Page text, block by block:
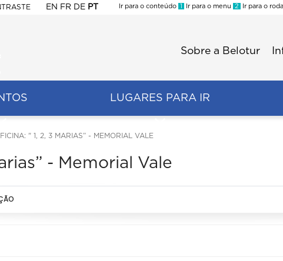
EN FR DE PT
Ir para o conteúdo 1 Ir para o menu 2 Ir para o
Sobre a Belotur
LUGARES PARA IR
" 1, 2, 3 MARIAS” - MEMORIAL VALE
- Memorial Vale